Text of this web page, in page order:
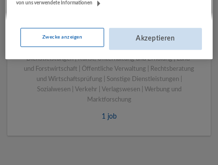
LUGSTEIN CONSULTING
Bau | Beherbergung und Gastronomie | Einzelhandel |
Energieversorgung | Finanz- und Versicherungsleistungen |
Gesundheitswesen | Herstellung von Waren | IT-
Dienstleistungen | Kunst, Unterhaltung und Erholung | Land-
und Forstwirtschaft | Öffentliche Verwaltung | Rechtsberatung
und Wirtschaftsprüfung | Sonstige Dienstleistungen |
Sozialwesen | Verkehr | Verlagswesen | Werbung und
Marktforschung
1 job
von uns verwendete Informationen
Zwecke anzeigen Akzeptieren